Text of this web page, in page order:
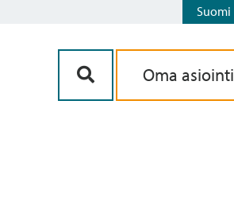
Suomi
Oma asiointi